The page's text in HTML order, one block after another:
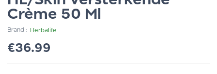
Crème 50 Ml
Brand : Herbalife
€36.99